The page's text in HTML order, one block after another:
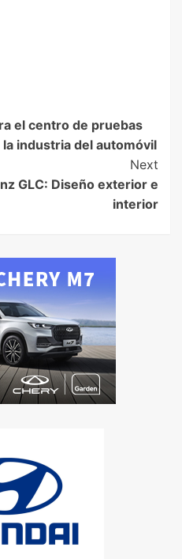
el centro de pruebas
industria del automóvil
Next
GLC: Diseño exterior e
interior